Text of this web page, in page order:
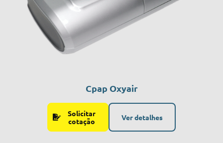
Cpap Oxyair
Solicitar
cotação
Ver detalhes